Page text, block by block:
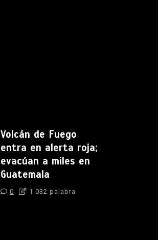
Volcán de Fuego
entra en alerta roja;
evacúan a miles en
Guatemala
0 1.032 palabra